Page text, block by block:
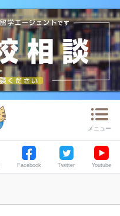
メニュー
Facebook Twitter Youtube